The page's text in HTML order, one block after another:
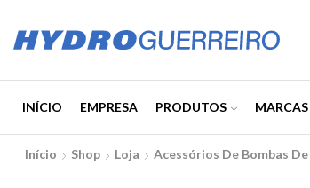
INÍCIO EMPRESA PRODUTOS MARCAS
Início Shop Loja Acessórios De Bombas De